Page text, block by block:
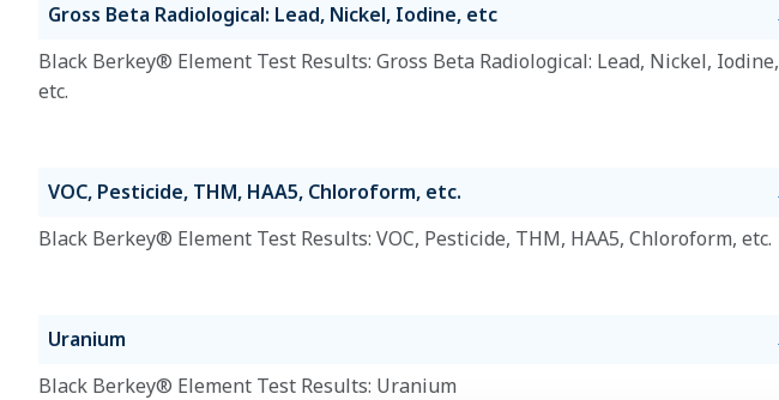
Gross Beta Radiological: Lead, Nickel, Iodine, etc
Black Berkey® Element Test Results: Gross Beta Radiological: Lead, Nickel, Iodine,
etc.
VOC, Pesticide, THM, HAA5, Chloroform, etc.
Black Berkey® Element Test Results: VOC, Pesticide, THM, HAA5, Chloroform, etc.
Uranium
Black Berkey® Element Test Results: Uranium